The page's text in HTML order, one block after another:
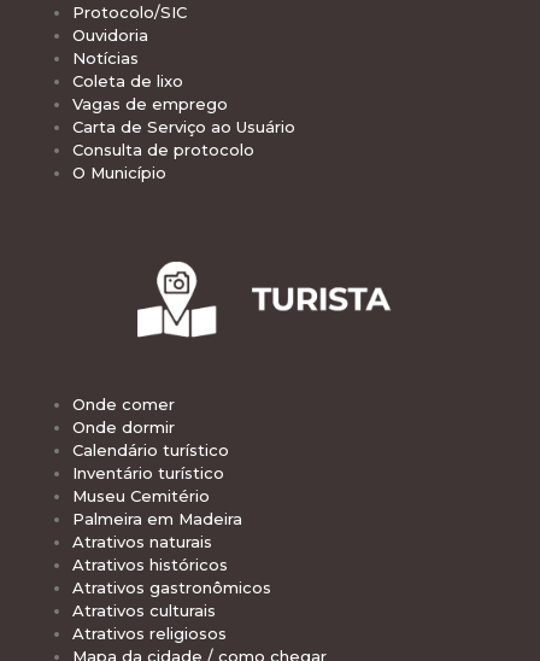
Protocolo/SIC
Ouvidoria
Notícias
Coleta de lixo
Vagas de emprego
Carta de Serviço ao Usuário
Consulta de protocolo
O Município
Onde comer
Onde dormir
Calendário turístico
Inventário turístico
Museu Cemitério
Palmeira em Madeira
Atrativos naturais
Atrativos históricos
Atrativos gastronômicos
Atrativos culturais
Atrativos religiosos
Mapa da cidade / como chegar